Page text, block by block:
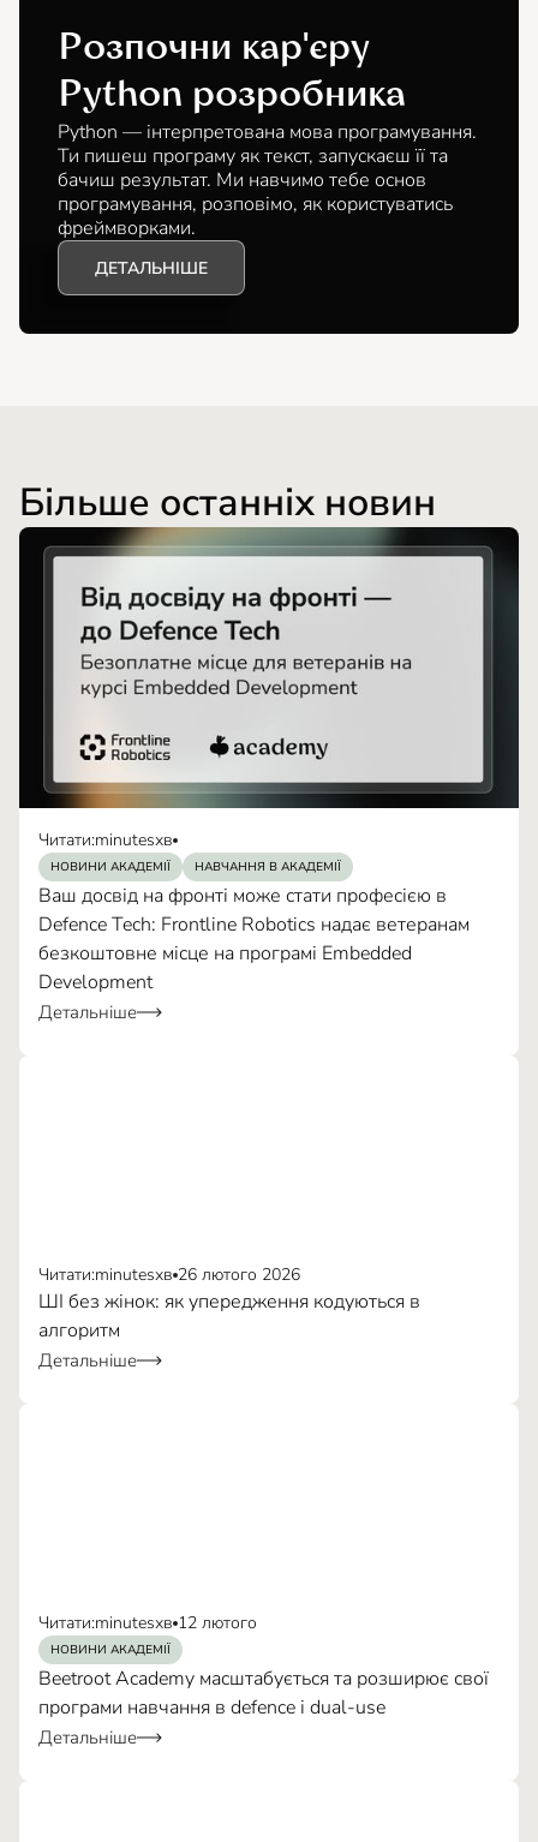
Розпочни кар'єру
Python розробника
Python — інтерпретована мова програмування.
Ти пишеш програму як текст, запускаєш її та
бачиш результат. Ми навчимо тебе основ
програмування, розповімо, як користуватись
фреймворками.
ДЕТАЛЬНІШЕ
Більше останніх новин
Читати:minutesхв
НОВИНИ АКАДЕМІЇ НАВЧАННЯ В АКАДЕМІЇ
Ваш досвід на фронті може стати професією в
Defence Tech: Frontline Robotics надає ветеранам
безкоштовне місце на програмі Embedded
Development
Детальніше
Читати:minutesхв 26 лютого 2026
ШІ без жінок: як упередження кодуються в
алгоритм
Детальніше
Читати:minutesхв 12 лютого
НОВИНИ АКАДЕМІЇ
Beetroot Academy масштабується та розширює свої
програми навчання в defence і dual-use
Детальніше